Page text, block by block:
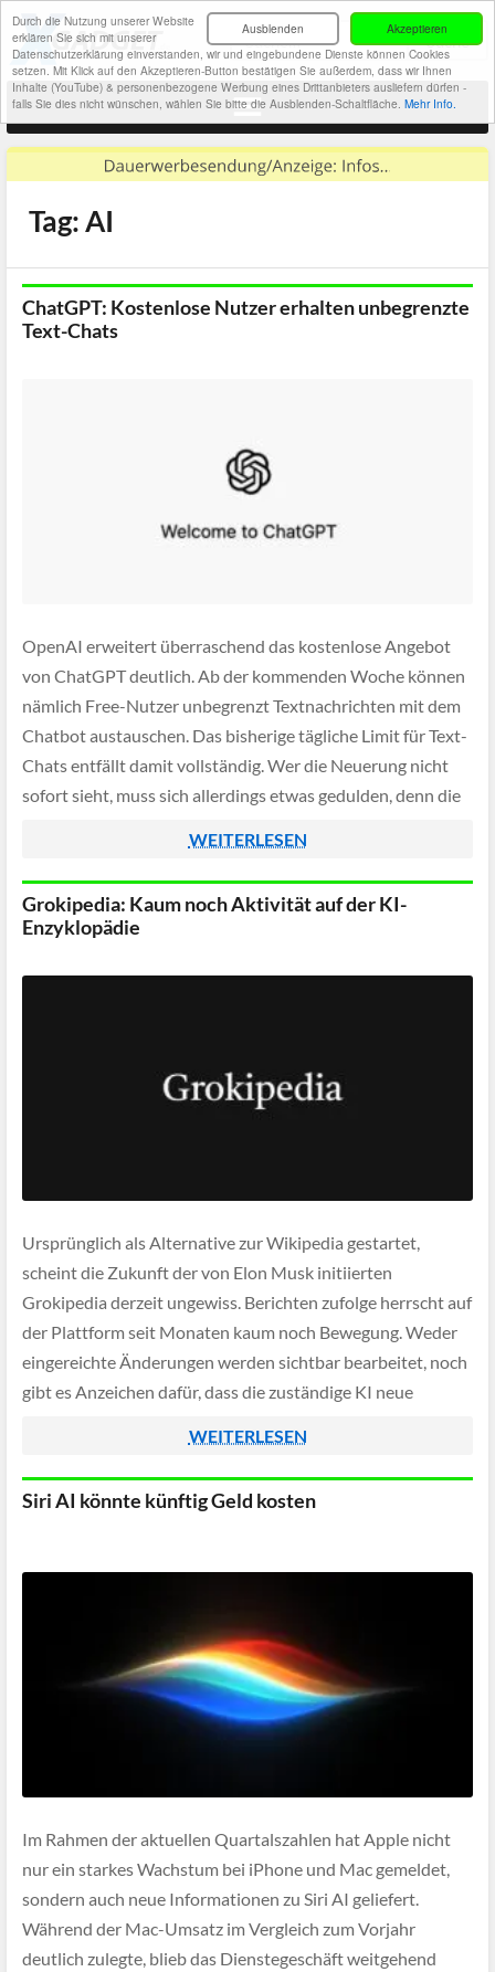
Akzeptieren
Ausblenden
Durch die Nutzung unserer Website
erklären Sie sich mit unserer
Datenschutzerklärung einverstanden, wir und eingebundene Dienste können Cookies
setzen. Mit Klick auf den Akzeptieren-Button bestätigen Sie außerdem, dass wir Ihnen
Inhalte (YouTube) & personenbezogene Werbung eines Drittanbieters ausliefern dürfen -
falls Sie dies nicht wünschen, wählen Sie bitte die Ausblenden-Schaltfläche. Mehr Info.
Tag: AI
ChatGPT: Kostenlose Nutzer erhalten unbegrenzte
Text-Chats
OpenAI erweitert überraschend das kostenlose Angebot
von ChatGPT deutlich. Ab der kommenden Woche können
nämlich Free-Nutzer unbegrenzt Textnachrichten mit dem
Chatbot austauschen. Das bisherige tägliche Limit für Text-
Chats entfällt damit vollständig. Wer die Neuerung nicht
sofort sieht, muss sich allerdings etwas gedulden, denn die
WEITERLESEN
Grokipedia: Kaum noch Aktivität auf der KI-
Enzyklopädie
Ursprünglich als Alternative zur Wikipedia gestartet,
scheint die Zukunft der von Elon Musk initiierten
Grokipedia derzeit ungewiss. Berichten zufolge herrscht auf
der Plattform seit Monaten kaum noch Bewegung. Weder
eingereichte Änderungen werden sichtbar bearbeitet, noch
gibt es Anzeichen dafür, dass die zuständige KI neue
WEITERLESEN
Siri AI könnte künftig Geld kosten
Im Rahmen der aktuellen Quartalszahlen hat Apple nicht
nur ein starkes Wachstum bei iPhone und Mac gemeldet,
sondern auch neue Informationen zu Siri AI geliefert.
Während der Mac-Umsatz im Vergleich zum Vorjahr
deutlich zulegte, blieb das Dienstegeschäft weitgehend